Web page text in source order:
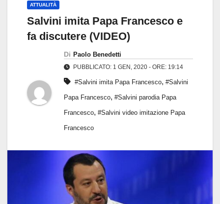
ATTUALITÀ
Salvini imita Papa Francesco e
fa discutere (VIDEO)
Di Paolo Benedetti
PUBBLICATO: 1 GEN, 2020 - ORE: 19:14
#Salvini imita Papa Francesco, #Salvini
Papa Francesco, #Salvini parodia Papa
Francesco, #Salvini video imitazione Papa
Francesco